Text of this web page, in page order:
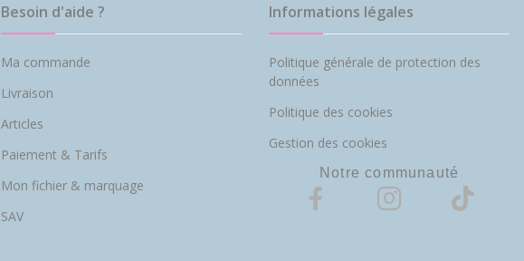
Besoin d'aide ?
Ma commande
Livraison
Articles
Paiement & Tarifs
Mon fichier & marquage
SAV
Informations légales
Politique générale de protection des
données
Politique des cookies
Gestion des cookies
Notre communauté